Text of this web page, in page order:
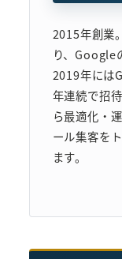
2015年創業
り、Google
2019年に
年連続で招
ら最適化・
ール集客を
ます。